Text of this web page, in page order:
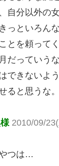
自分以外の
っといろん
とを頼って
だっていう
できないよ
ると思うな。
2010/09/
つは…